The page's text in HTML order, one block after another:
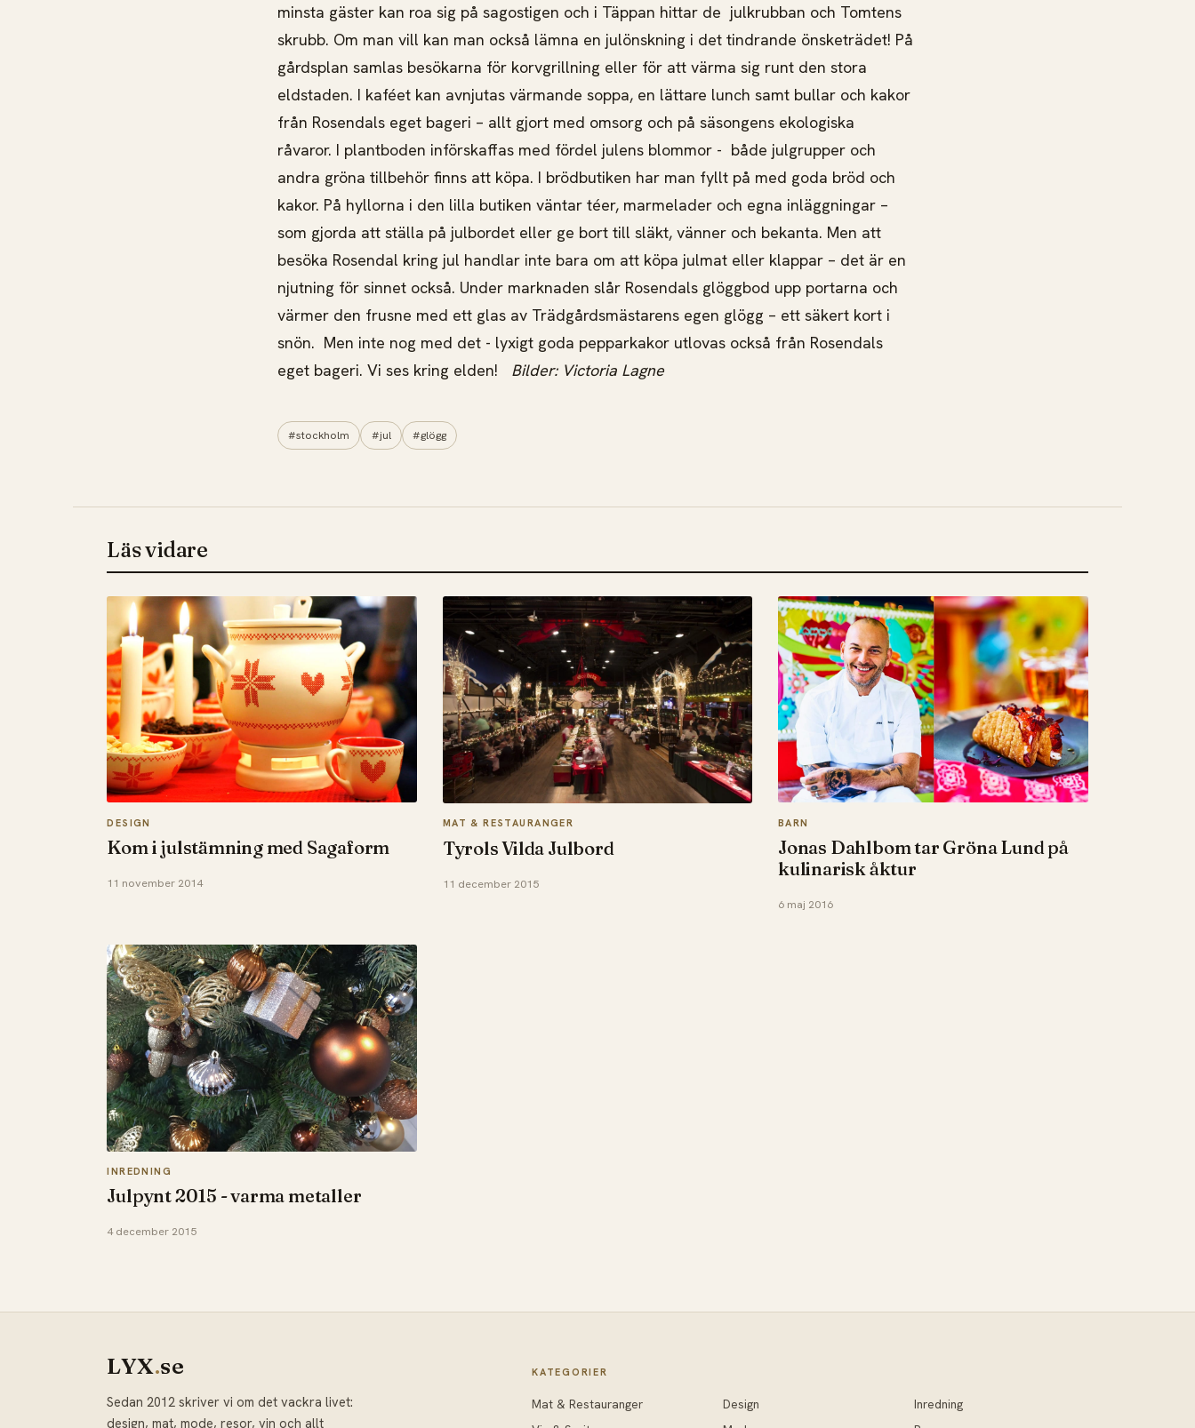
minsta gäster kan roa sig på sagostigen och i Täppan hittar de julkrubban och Tomtens
skrubb. Om man vill kan man också lämna en julönskning i det tindrande önsketrädet! På
gårdsplan samlas besökarna för korvgrillning eller för att värma sig runt den stora
eldstaden. I kaféet kan avnjutas värmande soppa, en lättare lunch samt bullar och kakor
från Rosendals eget bageri – allt gjort med omsorg och på säsongens ekologiska
råvaror. I plantboden införskaffas med fördel julens blommor - både julgrupper och
andra gröna tillbehör finns att köpa. I brödbutiken har man fyllt på med goda bröd och
kakor. På hyllorna i den lilla butiken väntar téer, marmelader och egna inläggningar –
som gjorda att ställa på julbordet eller ge bort till släkt, vänner och bekanta. Men att
besöka Rosendal kring jul handlar inte bara om att köpa julmat eller klappar – det är en
njutning för sinnet också. Under marknaden slår Rosendals glöggbod upp portarna och
värmer den frusne med ett glas av Trädgårdsmästarens egen glögg – ett säkert kort i
snön. Men inte nog med det - lyxigt goda pepparkakor utlovas också från Rosendals
eget bageri. Vi ses kring elden! Bilder: Victoria Lagne
#stockholm #jul #glögg
Läs vidare
DESIGN
Kom i julstämning med Sagaform
11 november 2014
MAT & RESTAURANGER
Tyrols Vilda Julbord
11 december 2015
BARN
Jonas Dahlbom tar Gröna Lund på
kulinarisk åktur
6 maj 2016
INREDNING
Julpynt 2015 - varma metaller
4 december 2015
LYX.se
Sedan 2012 skriver vi om det vackra livet:
design, mat, mode, resor, vin och allt
KATEGORIER
Mat & Restauranger Design
Inredning